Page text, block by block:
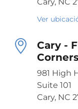
Ver
Cary -
981 High
Suite 101
Cary, NC